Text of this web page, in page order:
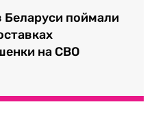
поймали
на СВО